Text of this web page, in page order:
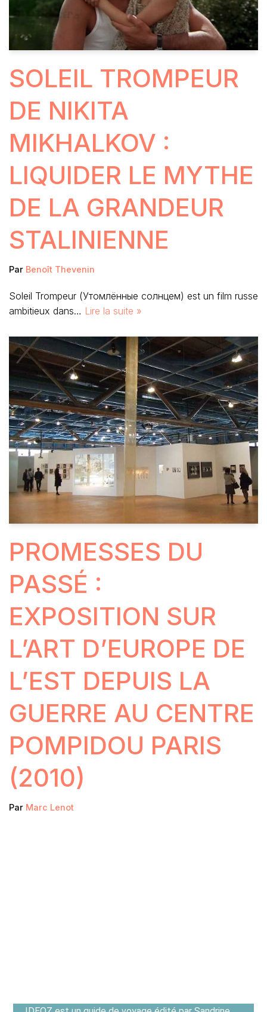
SOLEIL TROMPEUR
DE NIKITA
MIKHALKOV :
LIQUIDER LE MYTHE
DE LA GRANDEUR
STALINIENNE
Par Benoît Thevenin
Soleil Trompeur (Утомлённые солнцем) est un film russe
ambitieux dans… Lire la suite »
PROMESSES DU
PASSÉ :
EXPOSITION SUR
L’ART D’EUROPE DE
L’EST DEPUIS LA
GUERRE AU CENTRE
POMPIDOU PARIS
(2010)
Par Marc Lenot